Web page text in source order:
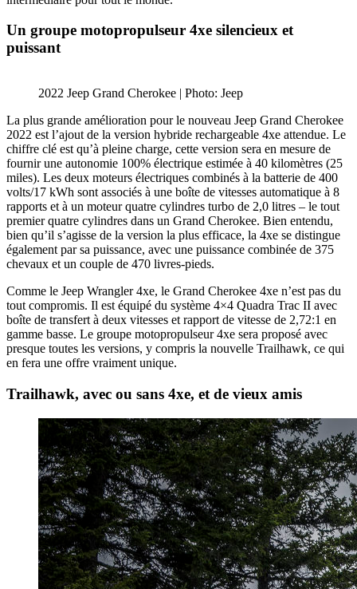
Un groupe motopropulseur 4xe silencieux et
puissant
2022 Jeep Grand Cherokee | Photo: Jeep
La plus grande amélioration pour le nouveau Jeep Grand Cherokee
2022 est l’ajout de la version hybride rechargeable 4xe attendue. Le
chiffre clé est qu’à pleine charge, cette version sera en mesure de
fournir une autonomie 100% électrique estimée à 40 kilomètres (25
miles). Les deux moteurs électriques combinés à la batterie de 400
volts/17 kWh sont associés à une boîte de vitesses automatique à 8
rapports et à un moteur quatre cylindres turbo de 2,0 litres – le tout
premier quatre cylindres dans un Grand Cherokee. Bien entendu,
bien qu’il s’agisse de la version la plus efficace, la 4xe se distingue
également par sa puissance, avec une puissance combinée de 375
chevaux et un couple de 470 livres-pieds.
Comme le Jeep Wrangler 4xe, le Grand Cherokee 4xe n’est pas du
tout compromis. Il est équipé du système 4×4 Quadra Trac II avec
boîte de transfert à deux vitesses et rapport de vitesse de 2,72:1 en
gamme basse. Le groupe motopropulseur 4xe sera proposé avec
presque toutes les versions, y compris la nouvelle Trailhawk, ce qui
en fera une offre vraiment unique.
Trailhawk, avec ou sans 4xe, et de vieux amis